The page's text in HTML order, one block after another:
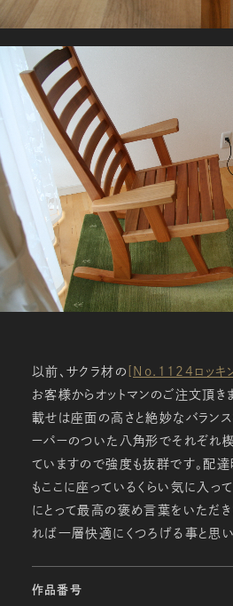
以前、サクラ材の [No.1124ロッキ
お客様からオットマンのご注文頂き
載せは座面の高さと絶妙なバランス
ーパーのついた八角形でそれぞれ
ていますので強度も抜群です。配達
もここに座っているくらい気に入って
にとって最高の褒め言葉をいただき
れば一層快適にくつろげる事と思い
作品番号